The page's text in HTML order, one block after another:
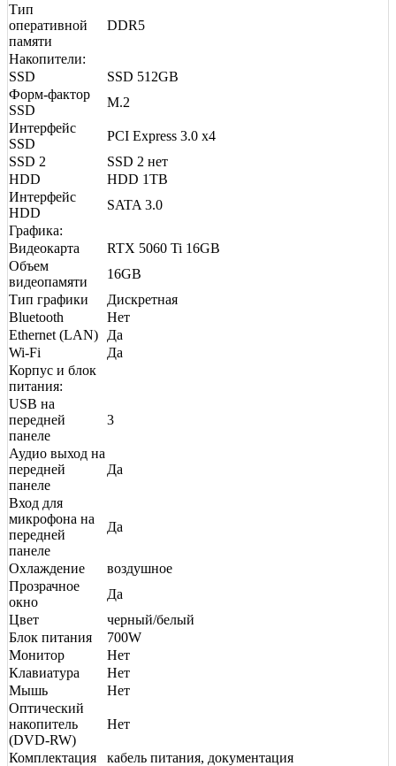
Тип
оперативной
памяти
DDR5
Накопители:
SSD
SSD 512GB
Форм-фактор
SSD
M.2
Интерфейс
SSD
PCI Express 3.0 x4
SSD 2
SSD 2 нет
HDD
HDD 1TB
Интерфейс
HDD
SATA 3.0
Графика:
Видеокарта
RTX 5060 Ti 16GB
Объем
видеопамяти
16GB
Тип графики
Дискретная
Bluetooth
Нет
Ethernet (LAN)
Да
Wi-Fi
Да
Корпус и блок
питания:
USB на
передней
панеле
3
Аудио выход на
передней
панеле
Да
Вход для
микрофона на
передней
панеле
Да
Охлаждение
воздушное
Прозрачное
окно
Да
Цвет
черный/белый
Блок питания
700W
Монитор
Нет
Клавиатура
Нет
Мышь
Нет
Оптический
накопитель
(DVD-RW)
Нет
Комплектация кабель питания, документация